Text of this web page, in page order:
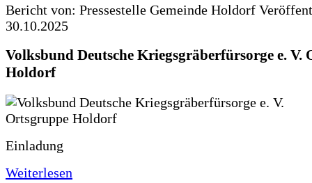
Bericht von: Pressestelle Gemeinde Holdorf
30.10.2025
Volksbund Deutsche Kriegsgräberfürsorge e. V.
Holdorf
Einladung
Weiterlesen